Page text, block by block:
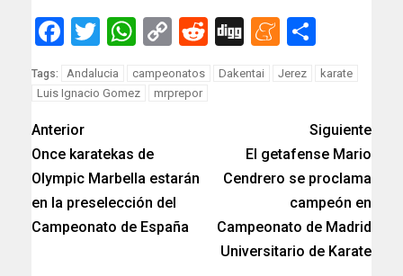
Facebook
Twitter
WhatsApp
Copy
Link
Reddit
Digg
Tags: Andalucia campeonatos Dakentai Jerez
karate
Luis Ignacio Gomez
mrprepor
Anterior
Once karatekas de
Olympic Marbella estarán
en la preselección del
Campeonato de España
Siguiente
El getafense Mario
Cendrero se proclama
campeón en
Campeonato de Madrid
Universitario de Karate